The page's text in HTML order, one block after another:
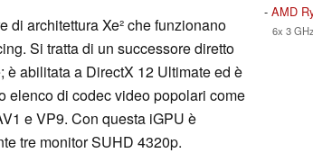
di architettura Xe² che funzionano
Si tratta di un successore diretto
è abilitata a DirectX 12 Ultimate ed è
elenco di codec video popolari come
e VP9. Con questa iGPU è
tre monitor SUHD 4320p.
- AMD
6x 3